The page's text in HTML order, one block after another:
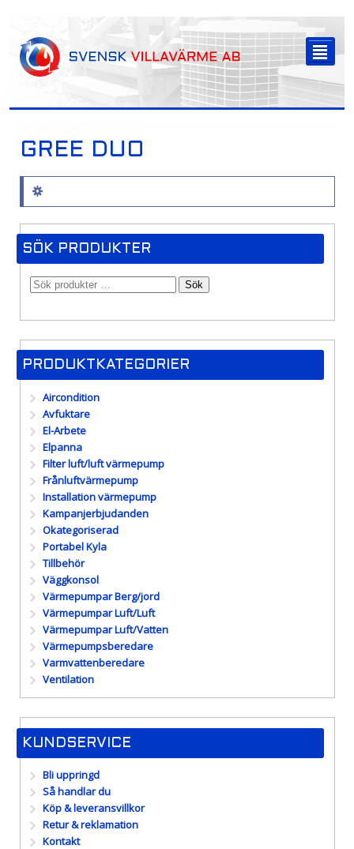
²
GREE DUO
SÖK PRODUKTER
Sök
PRODUKTKATEGORIER
Aircondition
Avfuktare
El-Arbete
Elpanna
Filter luft/luft värmepump
Frånluftvärmepump
Installation värmepump
Kampanjerbjudanden
Okategoriserad
Portabel Kyla
Tillbehör
Väggkonsol
Värmepumpar Berg/jord
Värmepumpar Luft/Luft
Värmepumpar Luft/Vatten
Värmepumpsberedare
Varmvattenberedare
Ventilation
KUNDSERVICE
Bli uppringd
Så handlar du
Köp & leveransvillkor
Retur & reklamation
Kontakt